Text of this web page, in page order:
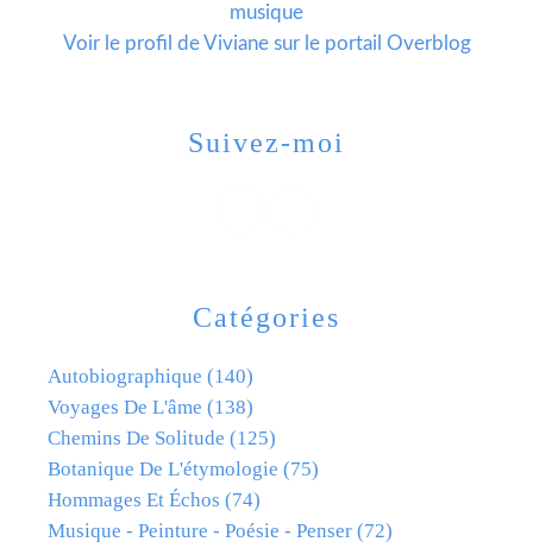
Catégories
Autobiographique (140)
Voyages De L'âme (138)
Chemins De Solitude (125)
Botanique De L'étymologie (75)
Hommages Et Échos (74)
Musique - Peinture - Poésie - Penser (72)
musique
Voir le profil deVivianesur le portail Overblog
Suivez-moi